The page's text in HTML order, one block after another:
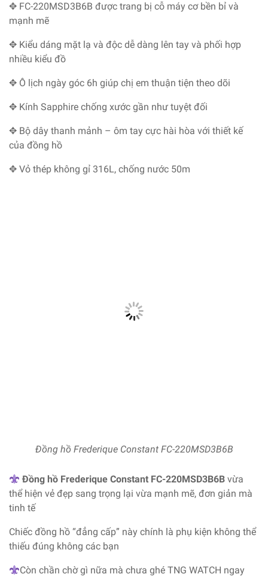
✥ FC-220MSD3B6B được trang bị cỗ máy cơ bền bỉ và
mạnh mẽ
✥ Kiểu dáng mặt lạ và độc dễ dàng lên tay và phối hợp
nhiều kiểu đồ
✥ Ô lịch ngày góc 6h giúp chị em thuận tiện theo dõi
✥ Kính Sapphire chống xước gần như tuyệt đối
✥ Bộ dây thanh mảnh – ôm tay cực hài hòa với thiết kế
của đồng hồ
✥ Vỏ thép không gỉ 316L, chống nước 50m
Đồng hồ Frederique Constant FC-220MSD3B6B
Đồng hồ Frederique Constant FC-220MSD3B6Bvừa
thể hiện vẻ đẹp sang trọng lại vừa mạnh mẽ, đơn giản mà
tinh tế
Chiếc đồng hồ “đẳng cấp” này chính là phụ kiện không thể
thiếu đúng không các bạn
Còn chần chờ gì nữa mà chưa ghé TNG WATCH ngay